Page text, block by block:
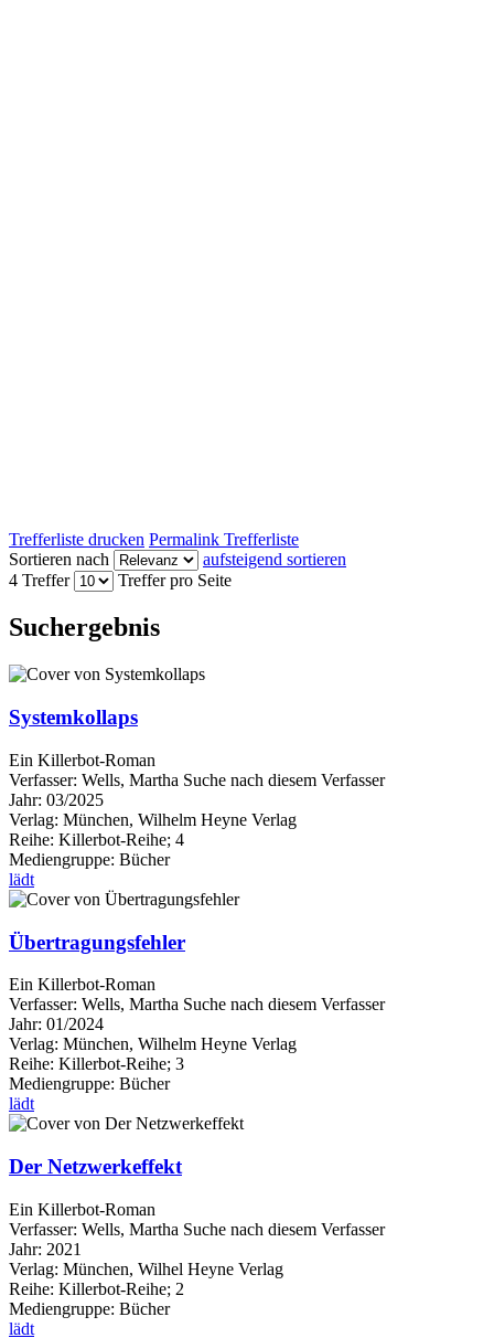
Trefferliste drucken Permalink Trefferliste
Sortieren nach
aufsteigend sortieren
4 Treffer
Treffer pro Seite
Suchergebnis
Systemkollaps
Ein Killerbot-Roman
Verfasser: Wells, Martha Suche nach diesem Verfasser
Jahr: 03/2025
Verlag: München, Wilhelm Heyne Verlag
Reihe: Killerbot-Reihe; 4
Mediengruppe: Bücher
lädt
Übertragungsfehler
Ein Killerbot-Roman
Verfasser: Wells, Martha Suche nach diesem Verfasser
Jahr: 01/2024
Verlag: München, Wilhelm Heyne Verlag
Reihe: Killerbot-Reihe; 3
Mediengruppe: Bücher
lädt
Der Netzwerkeffekt
Ein Killerbot-Roman
Verfasser: Wells, Martha Suche nach diesem Verfasser
Jahr: 2021
Verlag: München, Wilhel Heyne Verlag
Reihe: Killerbot-Reihe; 2
Mediengruppe: Bücher
lädt